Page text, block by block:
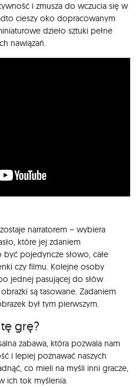
i zmusza do wczucia się w
cieszy oko dopracowanym
dzieło sztuki pełne
nawiązań.
narratorem – wybiera
które jej zdaniem
pojedyncze słowo, całe
czy filmu. Kolejne osoby
jednej pasującej do słów
są tasowane. Zadaniem
był tym pierwszym.
grę?
zabawa, która pozwala nam
i lepiej poznawać naszych
co mieli na myśli inni gracze,
ich tok myślenia.